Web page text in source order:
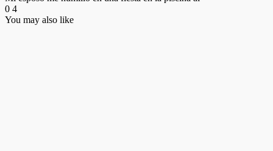
0 4
You may also like